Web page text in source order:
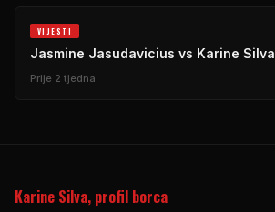
VIJESTI
Jasmine Jasudavicius vs Karine Silva
Prije 2 tjedna
Karine Silva, profil borca